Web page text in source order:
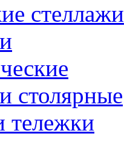
стеллажи
столярные